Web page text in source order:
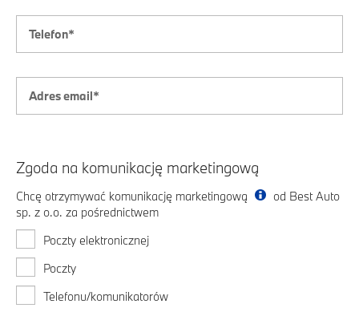
Zgoda na komunikację marketingową
Chcę otrzymywać komunikację marketingową
od Best Auto
sp. z o.o. za pośrednictwem
Poczty elektronicznej
Poczty
Telefonu/komunikatorów